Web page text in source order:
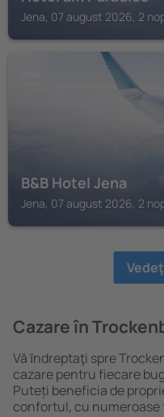
Jena, 07 august 2026, 2
B&B Hotel Jena
Jena, 07 august 2026, 2
Cazare în
Vă ȋndreptaţi spre
cazare pentru fiecare
Puteți beneficia de
confortul, cu